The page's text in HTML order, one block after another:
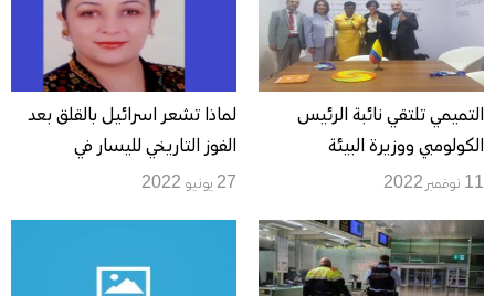
التميمي تلتقي نائبة الرئيس
الكولومبي ووزيرة البيئة
الكولومبية في مؤتمر تغير المناخ
11 نوفمبر 2022
لماذا تشعر اسرائيل بالقلق بعد
الفوز التاريخي لليسار في
كولومبيا؟
27 يونيو 2022